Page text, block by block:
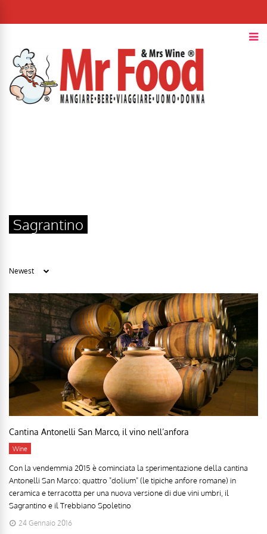
Sagrantino
Cantina Antonelli San Marco, il vino nell’anfora
Wine
Con la vendemmia 2015 è cominciata la sperimentazione della cantina
Antonelli San Marco: quattro "dolium" (le tipiche anfore romane) in
ceramica e terracotta per una nuova versione di due vini umbri, il
Sagrantino e il Trebbiano Spoletino
24 Gennaio 2016